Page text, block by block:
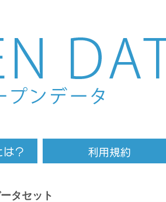
タセット